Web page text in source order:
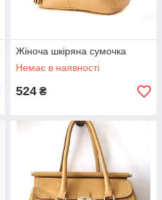
Жіноча шкіряна сумочка
Немає в наявності
524 ₴